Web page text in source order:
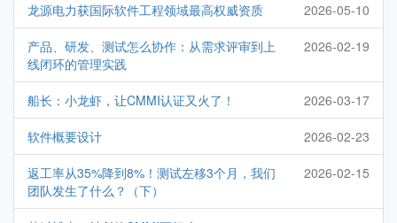
龙源电力获国际软件工程领域最高权威资质 2026-05-10
产品、研发、测试怎么协作：从需求评审到上
线闭环的管理实践
2026-02-19
船长：小龙虾，让CMMI认证又火了！ 2026-03-17
软件概要设计 2026-02-23
返工率从35%降到8%！测试左移3个月，我们
团队发生了什么？（下）
2026-02-15